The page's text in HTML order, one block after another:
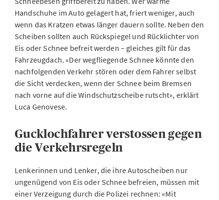
Handschuhe im Auto gelagert hat, friert weniger, auch
wenn das Kratzen etwas länger dauern sollte. Neben den
Scheiben sollten auch Rückspiegel und Rücklichter von
Eis oder Schnee befreit werden – gleiches gilt für das
Fahrzeugdach. «Der wegfliegende Schnee könnte den
nachfolgenden Verkehr stören oder dem Fahrer selbst
die Sicht verdecken, wenn der Schnee beim Bremsen
nach vorne auf die Windschutzscheibe rutscht», erklärt
Luca Genovese.
Gucklochfahrer verstossen gegen
die Verkehrsregeln
Lenkerinnen und Lenker, die ihre Autoscheiben nur
ungenügend von Eis oder Schnee befreien, müssen mit
einer Verzeigung durch die Polizei rechnen: «Mit